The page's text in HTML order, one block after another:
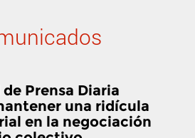
Prensa Diaria
una ridícula
en la negociación